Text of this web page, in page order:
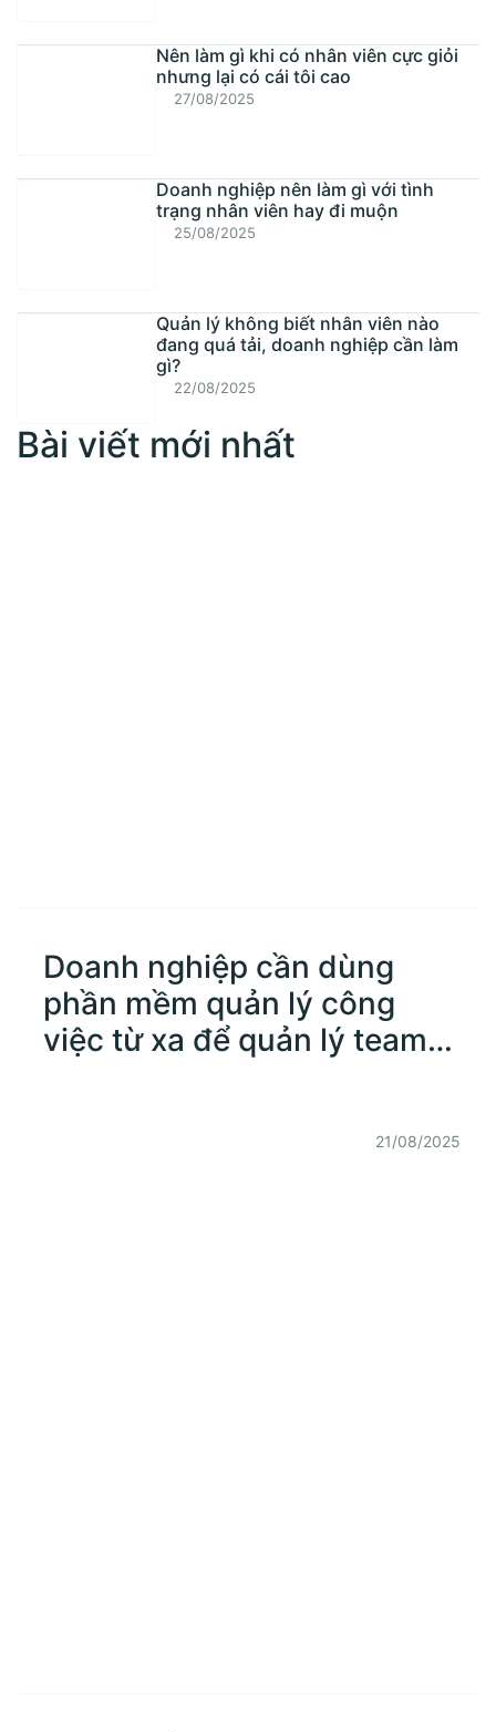
Nên làm gì khi có nhân viên cực giỏi
nhưng lại có cái tôi cao
27/08/2025
Doanh nghiệp nên làm gì với tình
trạng nhân viên hay đi muộn
25/08/2025
Quản lý không biết nhân viên nào
đang quá tải, doanh nghiệp cần làm
gì?
22/08/2025
Bài viết mới nhất
Doanh nghiệp cần dùng
phần mềm quản lý công
việc từ xa để quản lý team
21/08/2025